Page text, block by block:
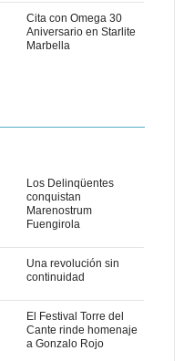
Cita con Omega 30
Aniversario en Starlite
Marbella
Los Delinqüentes
conquistan
Marenostrum
Fuengirola
Una revolución sin
continuidad
El Festival Torre del
Cante rinde homenaje
a Gonzalo Rojo